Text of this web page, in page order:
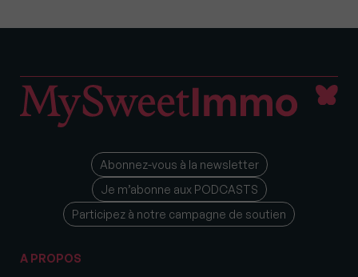
Abonnez-vous à la newsletter
Je m’abonne aux PODCASTS
Participez à notre campagne de soutien
A PROPOS